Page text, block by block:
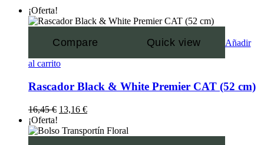
¡Oferta!
Compare Quick view Añadir
al carrito
Rascador Black & White Premier CAT (52 cm)
16,45€ 13,16 €
¡Oferta!